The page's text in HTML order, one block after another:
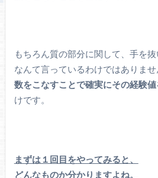
もちろん質の部分に関して、手を
なんて言っているわけではありませ
数をこなすことで確実にその経験
けです。
まずは１回目をやってみると、
どんなものか分かりますよね。